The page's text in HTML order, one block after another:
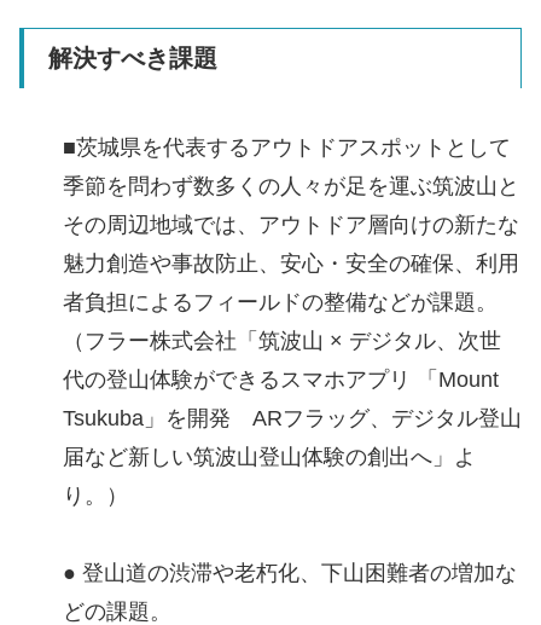
解決すべき課題
■茨城県を代表するアウトドアスポットとして
季節を問わず数多くの人々が足を運ぶ筑波山と
その周辺地域では、アウトドア層向けの新たな
魅力創造や事故防止、安心・安全の確保、利用
者負担によるフィールドの整備などが課題。
（フラー株式会社「筑波山 × デジタル、次世
代の登山体験ができるスマホアプリ 「Mount
Tsukuba」を開発 ARフラッグ、デジタル登山
届など新しい筑波山登山体験の創出へ」よ
り。）
● 登山道の渋滞や老朽化、下山困難者の増加な
どの課題。